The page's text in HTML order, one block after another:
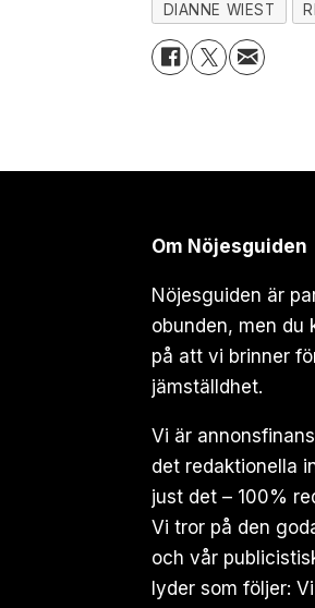
DIANNE WIEST
Om Nöjesguiden
Nöjesguiden är
obunden, men du
på att vi brinner
jämställdhet.
Vi är
det redaktionella
just det – 100%
Vi tror på den
och vår
lyder som följer: